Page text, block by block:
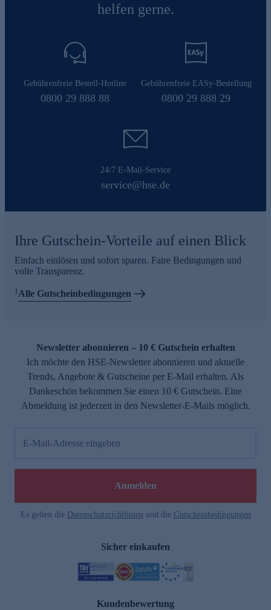
helfen gerne.
Gebührenfreie Bestell-Hotline
0800 29 888 88
Gebührenfreie EASy-Bestellung
0800 29 888 29
24/7 E-Mail-Service
service@hse.de
Ihre Gutschein-Vorteile auf einen Blick
Einfach einlösen und sofort sparen. Faire Bedingungen und
volle Transparenz.
1Alle Gutscheinbedingungen
Newsletter abonnieren – 10 € Gutschein erhalten
Ich möchte den HSE-Newsletter abonnieren und aktuelle
Trends, Angebote & Gutscheine per E-Mail erhalten. Als
Dankeschön bekommen Sie einen 10 € Gutschein. Eine
Abmeldung ist jederzeit in den Newsletter-E-Mails möglich.
E-Mail-Adresse eingeben
Anmelden
Es gelten die Datenschutzrichtlinien und die Gutscheinbedingungen
Sicher einkaufen
Kundenbewertung